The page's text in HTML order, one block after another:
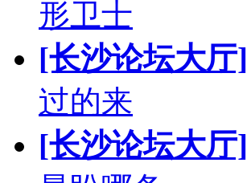
形卫士
[长沙论坛大厅]
过的来
[长沙论坛大厅]